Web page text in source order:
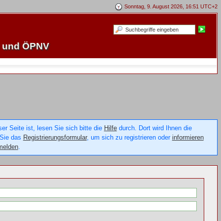
Sonntag, 9. August 2026, 16:51 UTC+2
ÖPNV
Seite ist, lesen Sie sich bitte die Hilfedurch. Dort wird Ihnen die
das Registrierungsformular, um sich zu registrieren oder informieren
.